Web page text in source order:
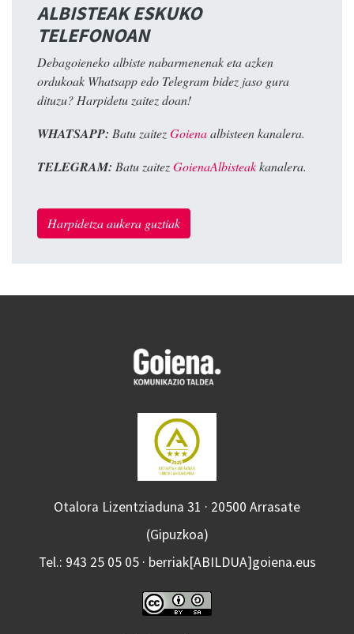
ALBISTEAK ESKUKO
TELEFONOAN
Debagoieneko albiste nabarmenenak eta azken
ordukoak Whatsapp edo Telegram bidez jaso gura
dituzu? Harpidetu zaitez doan!
WHATSAPP: Batu zaitezGoienaalbisteen kanalera.
TELEGRAM: Batu zaitezGoienaAlbisteakkanalera.
Harpidetza aukera guztiak
Otalora Lizentziaduna 31 · 20500 Arrasate
(Gipuzkoa)
Tel.: 943 25 05 05 · berriak[ABILDUA]goiena.eus